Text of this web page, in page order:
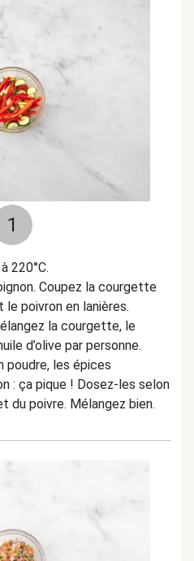
1
220°C.
Coupez la courgette
poivron en lanières.
la courgette, le
d’olive par personne.
poudre, les épices
: ça pique ! Dosez-les selon
du poivre. Mélangez bien.